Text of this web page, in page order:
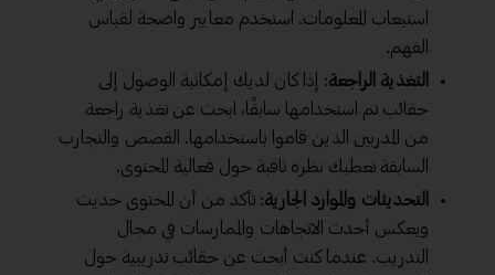
استيعاب المعلومات. استخدم معايير واضحة لقياس
الفهم.
التغذية الراجعة: إذا كان لديك إمكانية الوصول إلى
حقائب تم استخدامها سابقًا، ابحث عن تغذية راجعة
من المدربين الذين قاموا باستخدامها. القصص والتجارب
السابقة تعطيك نظرة ثاقبة حول فعالية المحتوى.
التحديثات والموارد الجارية: تأكد من أن المحتوى حديث
ويعكس أحدث الاتجاهات والممارسات في مجال
التدريب. عندما كنت أبحث عن حقائب تدريبية حول